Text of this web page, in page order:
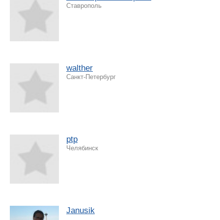
Ставрополь
walther
Санкт-Петербург
ptp
Челябинск
Janusik